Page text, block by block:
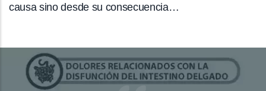
causa sino desde su consecuencia…